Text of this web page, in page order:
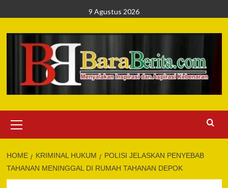
to
content
9 Agustus 2026
Menu
HOME KRIMINAL HUKUM
POLISI JELASKAN PENYEBAB
TAHANAN MENINGGAL DI RUMAH TAHANAN DEPOK